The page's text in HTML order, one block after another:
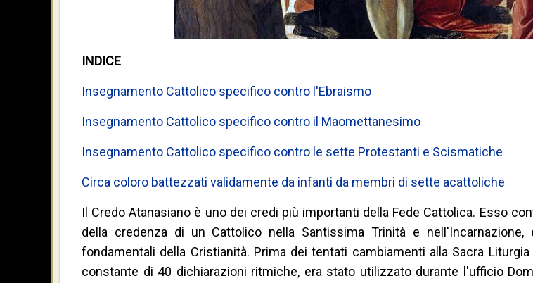
INDICE
Insegnamento Cattolico specifico contro l'Ebraismo
Insegnamento Cattolico specifico contro il Maomettanesimo
Insegnamento Cattolico specifico contro le sette Protestanti e Scismatiche
Circa coloro battezzati validamente da infanti da membri di sette acattoliche
Il Credo Atanasiano è uno dei credi più importanti della Fede Cattolica. Esso
della credenza di un Cattolico nella Santissima Trinità e
fondamentali della Cristianità. Prima dei tentati cambiamenti alla Sacra
constante di 40 dichiarazioni ritmiche, era stato utilizzato durante l'ufficio